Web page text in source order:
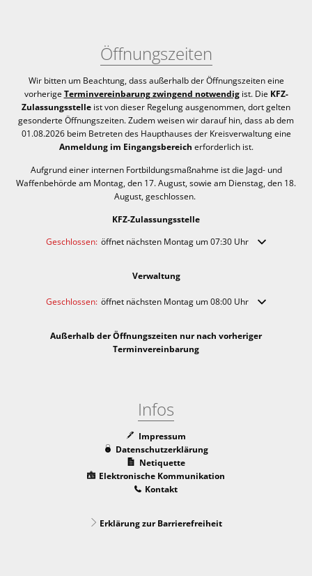
Öffnungszeiten
Wir bitten um Beachtung, dass außerhalb der Öffnungszeiten eine
vorherige Terminvereinbarung zwingend notwendigist. Die KFZ-
Zulassungsstelle ist von dieser Regelung ausgenommen, dort gelten
gesonderte Öffnungszeiten. Zudem weisen wir darauf hin, dass ab dem
01.08.2026 beim Betreten des Haupthauses der Kreisverwaltung eine
Anmeldung im Eingangsbereich erforderlich ist.
Aufgrund einer internen Fortbildungsmaßnahme ist die Jagd- und
Waffenbehörde am Montag, den 17. August, sowie am Dienstag, den 18.
August, geschlossen.
KFZ-Zulassungsstelle
Klicken, um weitere Öffnungs- oder Schließzeiten auszublenden
Geschlossen: öffnet nächsten Montag um 07:30 Uhr
Verwaltung
Klicken, um weitere Öffnungs- oder Schließzeiten auszublenden
Geschlossen: öffnet nächsten Montag um 08:00 Uhr
Außerhalb der Öffnungszeiten nur nach vorheriger
Terminvereinbarung
Infos
Impressum
Datenschutzerklärung
Netiquette
Elektronische Kommunikation
Kontakt
Erklärung zur Barrierefreiheit